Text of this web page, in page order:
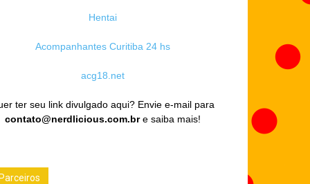
Hentai
Acompanhantes Curitiba 24 hs
acg18.net
ter seu link divulgado aqui? Envie e-mail para
contato@nerdlicious.com.bre saiba mais!